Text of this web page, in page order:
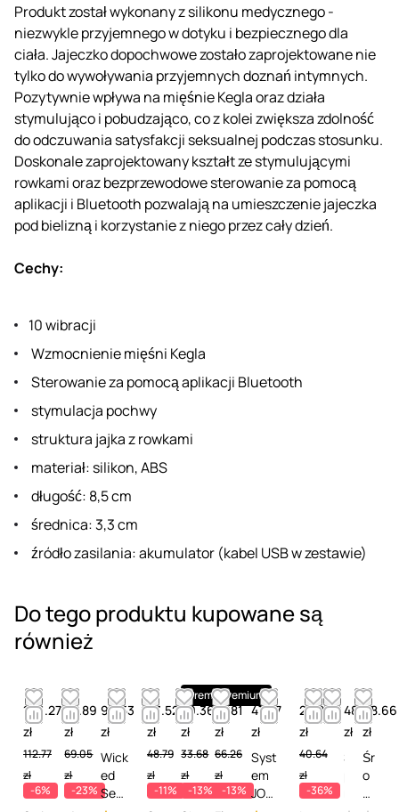
Produkt został wykonany z silikonu medycznego -
niezwykle przyjemnego w dotyku i bezpiecznego dla
ciała. Jajeczko dopochwowe zostało zaprojektowane nie
tylko do wywoływania przyjemnych doznań intymnych.
Pozytywnie wpływa na mięśnie Kegla oraz działa
stymulująco i pobudzająco, co z kolei zwiększa zdolność
do odczuwania satysfakcji seksualnej podczas stosunku.
Doskonale zaprojektowany kształt ze stymulującymi
rowkami oraz bezprzewodowe sterowanie za pomocą
aplikacji i Bluetooth pozwalają na umieszczenie jajeczka
pod bielizną i korzystanie z niego przez cały dzień.
Cechy:
10 wibracji
Wzmocnienie mięśni Kegla
Sterowanie za pomocą aplikacji Bluetooth
stymulacja pochwy
struktura jajka z rowkami
materiał: silikon, ABS
długość: 8,5 cm
średnica: 3,3 cm
źródło zasilania: akumulator (kabel USB w zestawie)
Do tego produktu kupowane są
również
106.27
zł
112.77
zł
-6%
52.89
zł
69.05
zł
-23%
90.53
zł
Wick
ed
Sens
43.52
zł
48.79
zł
-11%
Premium
29.36
zł
33.68
zł
-13%
Premium
57.81
zł
66.26
zł
-13%
47.97
zł
Syst
em
JO
25.83
zł
40.64
zł
-36%
48.61
zł
S
68.66
zł
Śr
o
d